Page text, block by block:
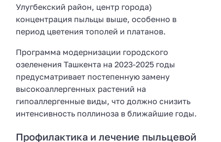
Улугбекский район, центр города)
концентрация пыльцы выше, особенно в
период цветения тополей и платанов.
Программа модернизации городского
озеленения Ташкента на 2023-2025 годы
предусматривает постепенную замену
высокоаллергенных растений на
гипоаллергенные виды, что должно снизить
интенсивность поллиноза в ближайшие годы.
Профилактика и лечение пыльцевой